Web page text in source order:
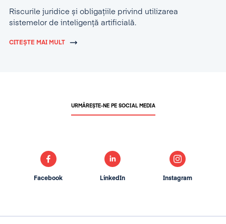
Riscurile juridice și obligațiile privind utilizarea
sistemelor de inteligență artificială.
CITEȘTE MAI MULT
URMĂREȘTE-NE PE SOCIAL MEDIA
Facebook LinkedIn Instagram